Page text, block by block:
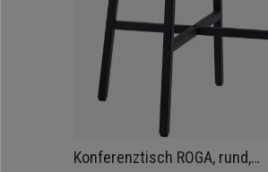
Konferenztisch ROGA, rund,